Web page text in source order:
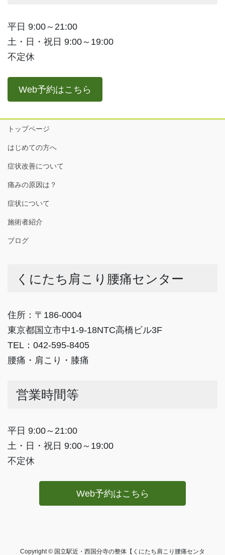
平日 9:00～21:00
土・日・祝日 9:00～19:00
不定休
Web予約はこちら
トップページ
はじめての方へ
症状改善について
痛みの原因は？
症状について
施術者紹介
ブログ
くにたち肩こり腰痛センター
住所：〒186-0004
東京都国立市中1-9-18NTC高橋ビル3F
TEL：042-595-8405
腰痛・肩こり・膝痛
営業時間等
平日 9:00～21:00
土・日・祝日 9:00～19:00
不定休
Web予約はこちら
Copyright © 国立駅近・西国分寺の整体【くにたち肩こり腰痛センタ